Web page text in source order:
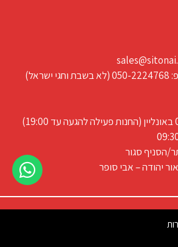
הסניף סגור